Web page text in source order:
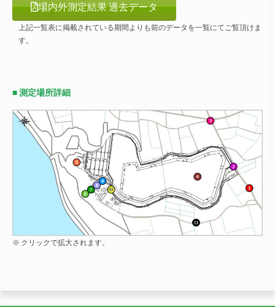
場内外測定結果 過去データ
上記一覧表に掲載されている期間よりも前のデータを一覧にてご覧頂けま
す。
■ 測定場所詳細
※ クリックで拡大されます。